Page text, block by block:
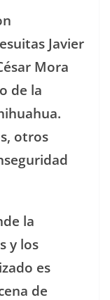
Javier
Mora
de la
otros
la
y los
es
de